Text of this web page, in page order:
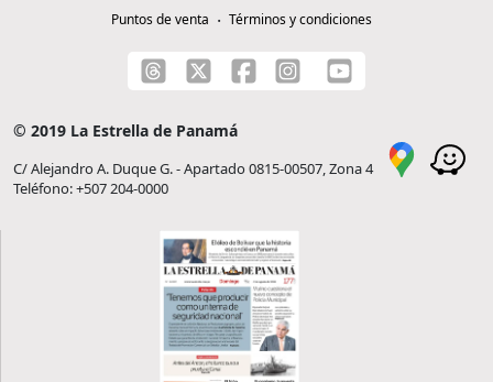
Puntos de venta
Términos y condiciones
© 2019 La Estrella de Panamá
C/ Alejandro A. Duque G. - Apartado 0815-00507, Zona 4
Teléfono: +507 204-0000